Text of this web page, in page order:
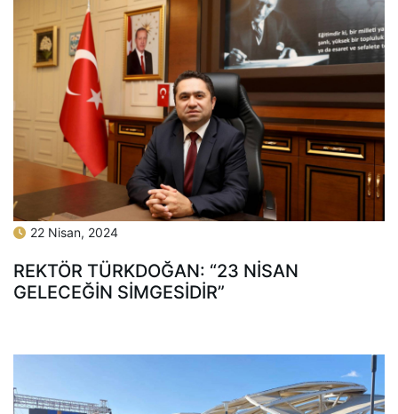
22 Nisan, 2024
REKTÖR TÜRKDOĞAN: “23 NİSAN
GELECEĞİN SİMGESİDİR”